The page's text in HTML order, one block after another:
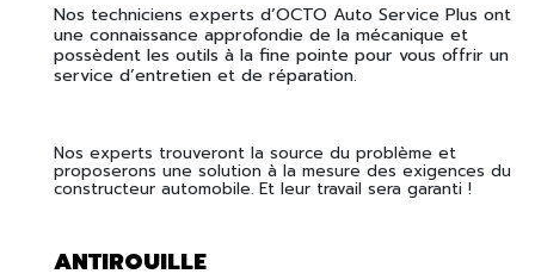
Nos techniciens experts d’OCTO Auto Service Plus ont
une connaissance approfondie de la mécanique et
possèdent les outils à la fine pointe pour vous offrir un
service d’entretien et de réparation.
Nos experts trouveront la source du problème et
proposerons une solution à la mesure des exigences du
constructeur automobile. Et leur travail sera garanti !
ANTIROUILLE